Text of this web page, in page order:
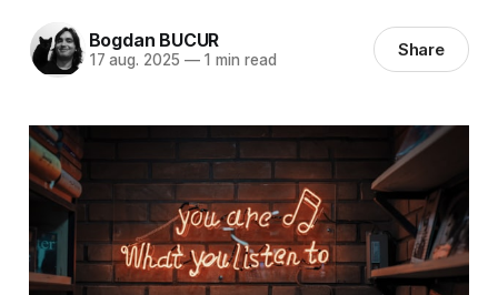
Bogdan BUCUR
17 aug. 2025 —1 min read Share